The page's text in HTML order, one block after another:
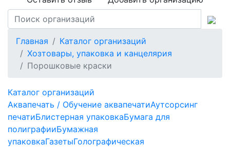
Главная
Каталог организаций
Хозтовары, упаковка и канцелярия
Порошковые краски
Каталог организаций
Аквапечать / Обучение аквапечатиАутсорсинг
печатиБлистерная упаковкаБумага для
полиграфииБумажная
упаковкаГазетыГолографическая